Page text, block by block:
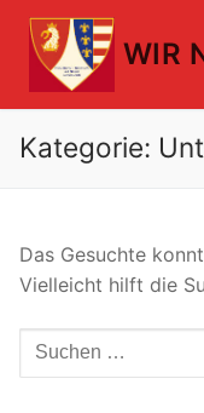
Zum
Inhalt
springen
WIR
Kategorie:
Das Gesuchte
Vielleicht hilft die
Suchen
nach: